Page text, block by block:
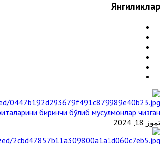
Янгиликлар
биринчи бўлиб мусулмонлар чизган
تموز 18, 2024